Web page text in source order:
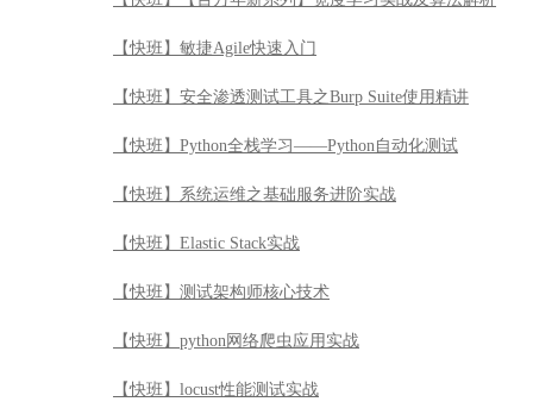
【快班】敏捷Agile快速入门
【快班】安全渗透测试工具之Burp Suite使用精讲
【快班】Python全栈学习——Python自动化测试
【快班】系统运维之基础服务进阶实战
【快班】Elastic Stack实战
【快班】测试架构师核心技术
【快班】python网络爬虫应用实战
【快班】locust性能测试实战